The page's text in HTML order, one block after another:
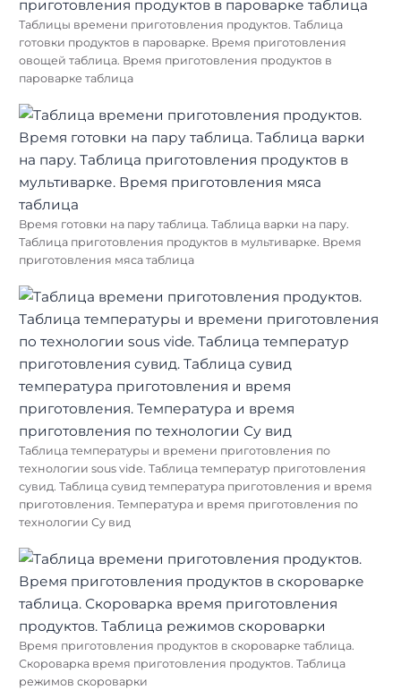
Таблицы времени приготовления продуктов. Таблица
готовки продуктов в пароварке. Время приготовления
овощей таблица. Время приготовления продуктов в
пароварке таблица
Время готовки на пару таблица. Таблица варки на пару.
Таблица приготовления продуктов в мультиварке. Время
приготовления мяса таблица
Таблица температуры и времени приготовления по
технологии sous vide. Таблица температур приготовления
сувид. Таблица сувид температура приготовления и время
приготовления. Температура и время приготовления по
технологии Су вид
Время приготовления продуктов в скороварке таблица.
Скороварка время приготовления продуктов. Таблица
режимов скороварки